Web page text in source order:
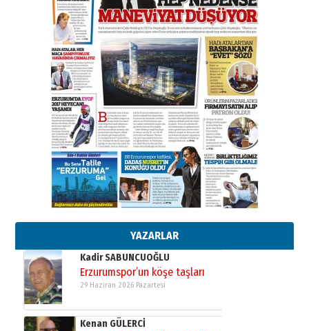
YAZARLAR
BİR BÖLÜM DEĞİL, BİR ÖMÜR
SEÇİYORSUNUZ… “NEDEN
ATATÜRK ÜNİVERSİTESİ?”
28 Temmuz 2026 Salı
Ahmet Gökhan YAZICI
Ahmed Yesevi’den bir Alperen…
”Reisimiz” idi… Hakka yürüdü.!
26 Mart 2026 Perşembe
Cem Bakırcı
Ardında bıraktığı hatıralarıyla
gönül adamı Faruk Terzioğlu!
13 Mayıs 2026 Çarşamba
Esat BİNDESEN
TRT’NİN BÖLGEYE AÇILAN SESİ
Kadir SABUNCUOĞLU
Erzurumspor’un köşe taşları
29 Haziran 2026 Pazartesi
Kenan GÜLERCİ